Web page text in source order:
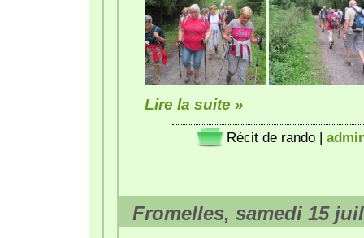
Lire la suite »
Récit de rando |
Fromelles, samedi 15